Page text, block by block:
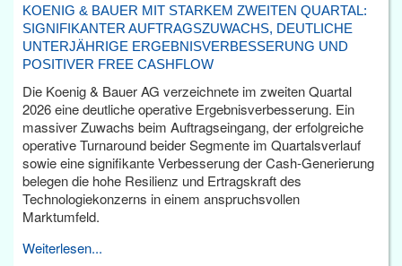
KOENIG & BAUER MIT STARKEM ZWEITEN QUARTAL:
SIGNIFIKANTER AUFTRAGSZUWACHS, DEUTLICHE
UNTERJÄHRIGE ERGEBNISVERBESSERUNG UND
POSITIVER FREE CASHFLOW
Die Koenig & Bauer AG verzeichnete im zweiten Quartal
2026 eine deutliche operative Ergebnisverbesserung. Ein
massiver Zuwachs beim Auftragseingang, der erfolgreiche
operative Turnaround beider Segmente im Quartalsverlauf
sowie eine signifikante Verbesserung der Cash-Generierung
belegen die hohe Resilienz und Ertragskraft des
Technologiekonzerns in einem anspruchsvollen
Marktumfeld.
Weiterlesen...